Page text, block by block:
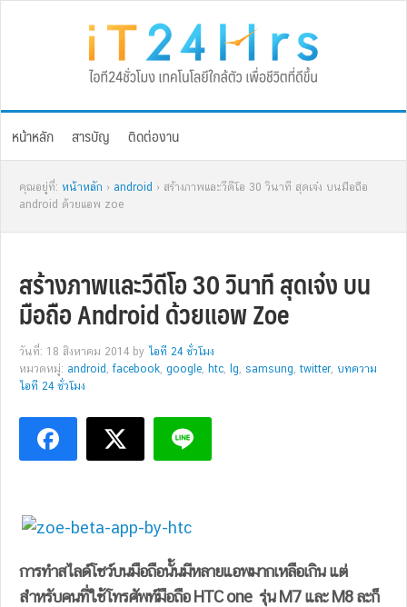
หน้าหลัก สารบัญ ติดต่องาน
คุณอยู่ที่: หน้าหลัก › android › สร้างภาพและวีดีโอ 30 วินาที สุดเจ๋ง บนมือถือ
android ด้วยแอพ zoe
สร้างภาพและวีดีโอ 30 วินาที สุดเจ๋ง บน
มือถือ Android ด้วยแอพ Zoe
วันที่: 18 สิงหาคม 2014 by ไอที 24 ชั่วโมง
หมวดหมู่: android ,facebook, google, htc, lg, samsung,twitter, บทความ
ไอที 24 ชั่วโมง
การทำสไลด์โชว์บนมือถือนั้นมีหลายแอพมากเหลือเกิน แต่
สำหรับคนที่ใช้โทรศัพท์มือถือ HTC one รุ่น M7 และ M8 ละก็